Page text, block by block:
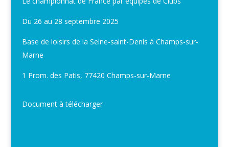
Du 26 au 28 septembre 2025
Base de loisirs de la Seine-saint-Denis à Champs-sur-
Marne
1 Prom. des Patis, 77420 Champs-sur-Marne
Document à télécharger